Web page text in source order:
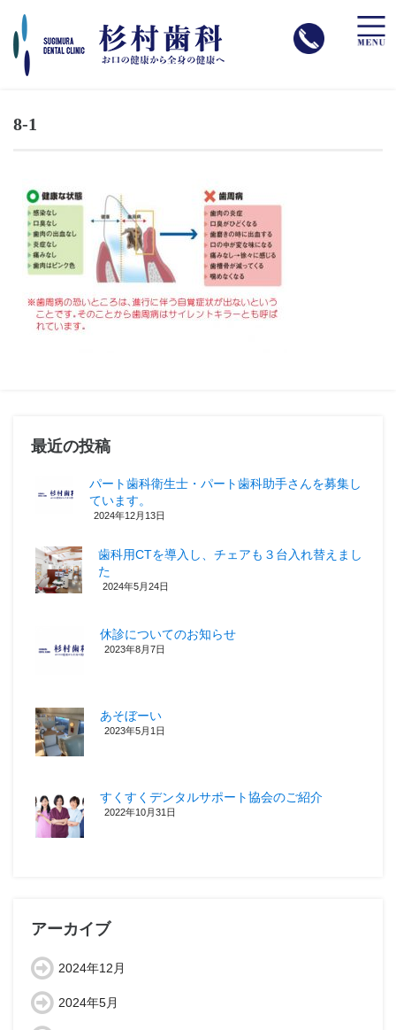
toggle
8-1
最近の投稿
パート歯科衛生士・パート歯科助手さんを募集し
ています。
2024年12月13日
歯科用CTを導入し、チェアも３台入れ替えまし
た
2024年5月24日
休診についてのお知らせ
2023年8月7日
あそぼーい
2023年5月1日
すくすくデンタルサポート協会のご紹介
2022年10月31日
アーカイブ
2024年12月
2024年5月